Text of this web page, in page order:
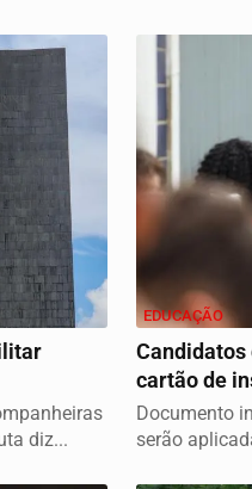
diz...
EDUCAÇÃO
Candidatos
cartão de
Documento
serão